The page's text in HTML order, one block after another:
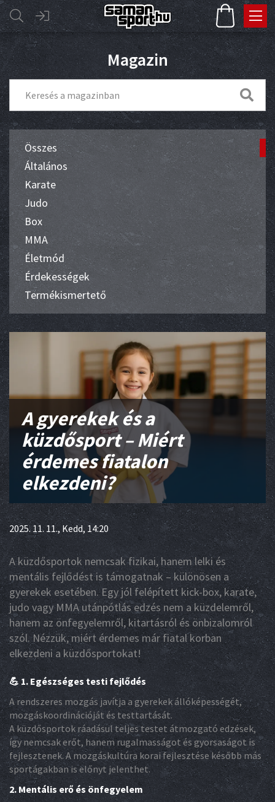
Magazin
Összes
Általános
Karate
Judo
Box
MMA
Életmód
Érdekességek
Termékismertető
A gyerekek és a
küzdősport – Miért
érdemes fiatalon
elkezdeni?
2025. 11. 11., Kedd, 14:20
A küzdősportok nemcsak fizikai, hanem lelki és
mentális fejlődést is támogatnak – különösen a
gyerekek esetében. Egy jól felépített kick-box, karate,
judo vagy MMA utánpótlás edzés nem a küzdelemről,
hanem az önfegyelemről, kitartásról és önbizalomról
szól. Nézzük, miért érdemes már fiatal korban
elkezdeni a küzdősportokat!
💪 1. Egészséges testi fejlődés
A rendszeres mozgás javítja a gyerekek állóképességét,
mozgáskoordinációját és testtartását.
A küzdősportok ráadásul teljes testet átmozgató edzések,
így nemcsak erőt, hanem rugalmasságot és gyorsaságot is
fejlesztenek. A mozgáskultúra korai fejlesztése később más
sportágakban is előnyt jelenthet.
2. Mentális erő és önfegyelem